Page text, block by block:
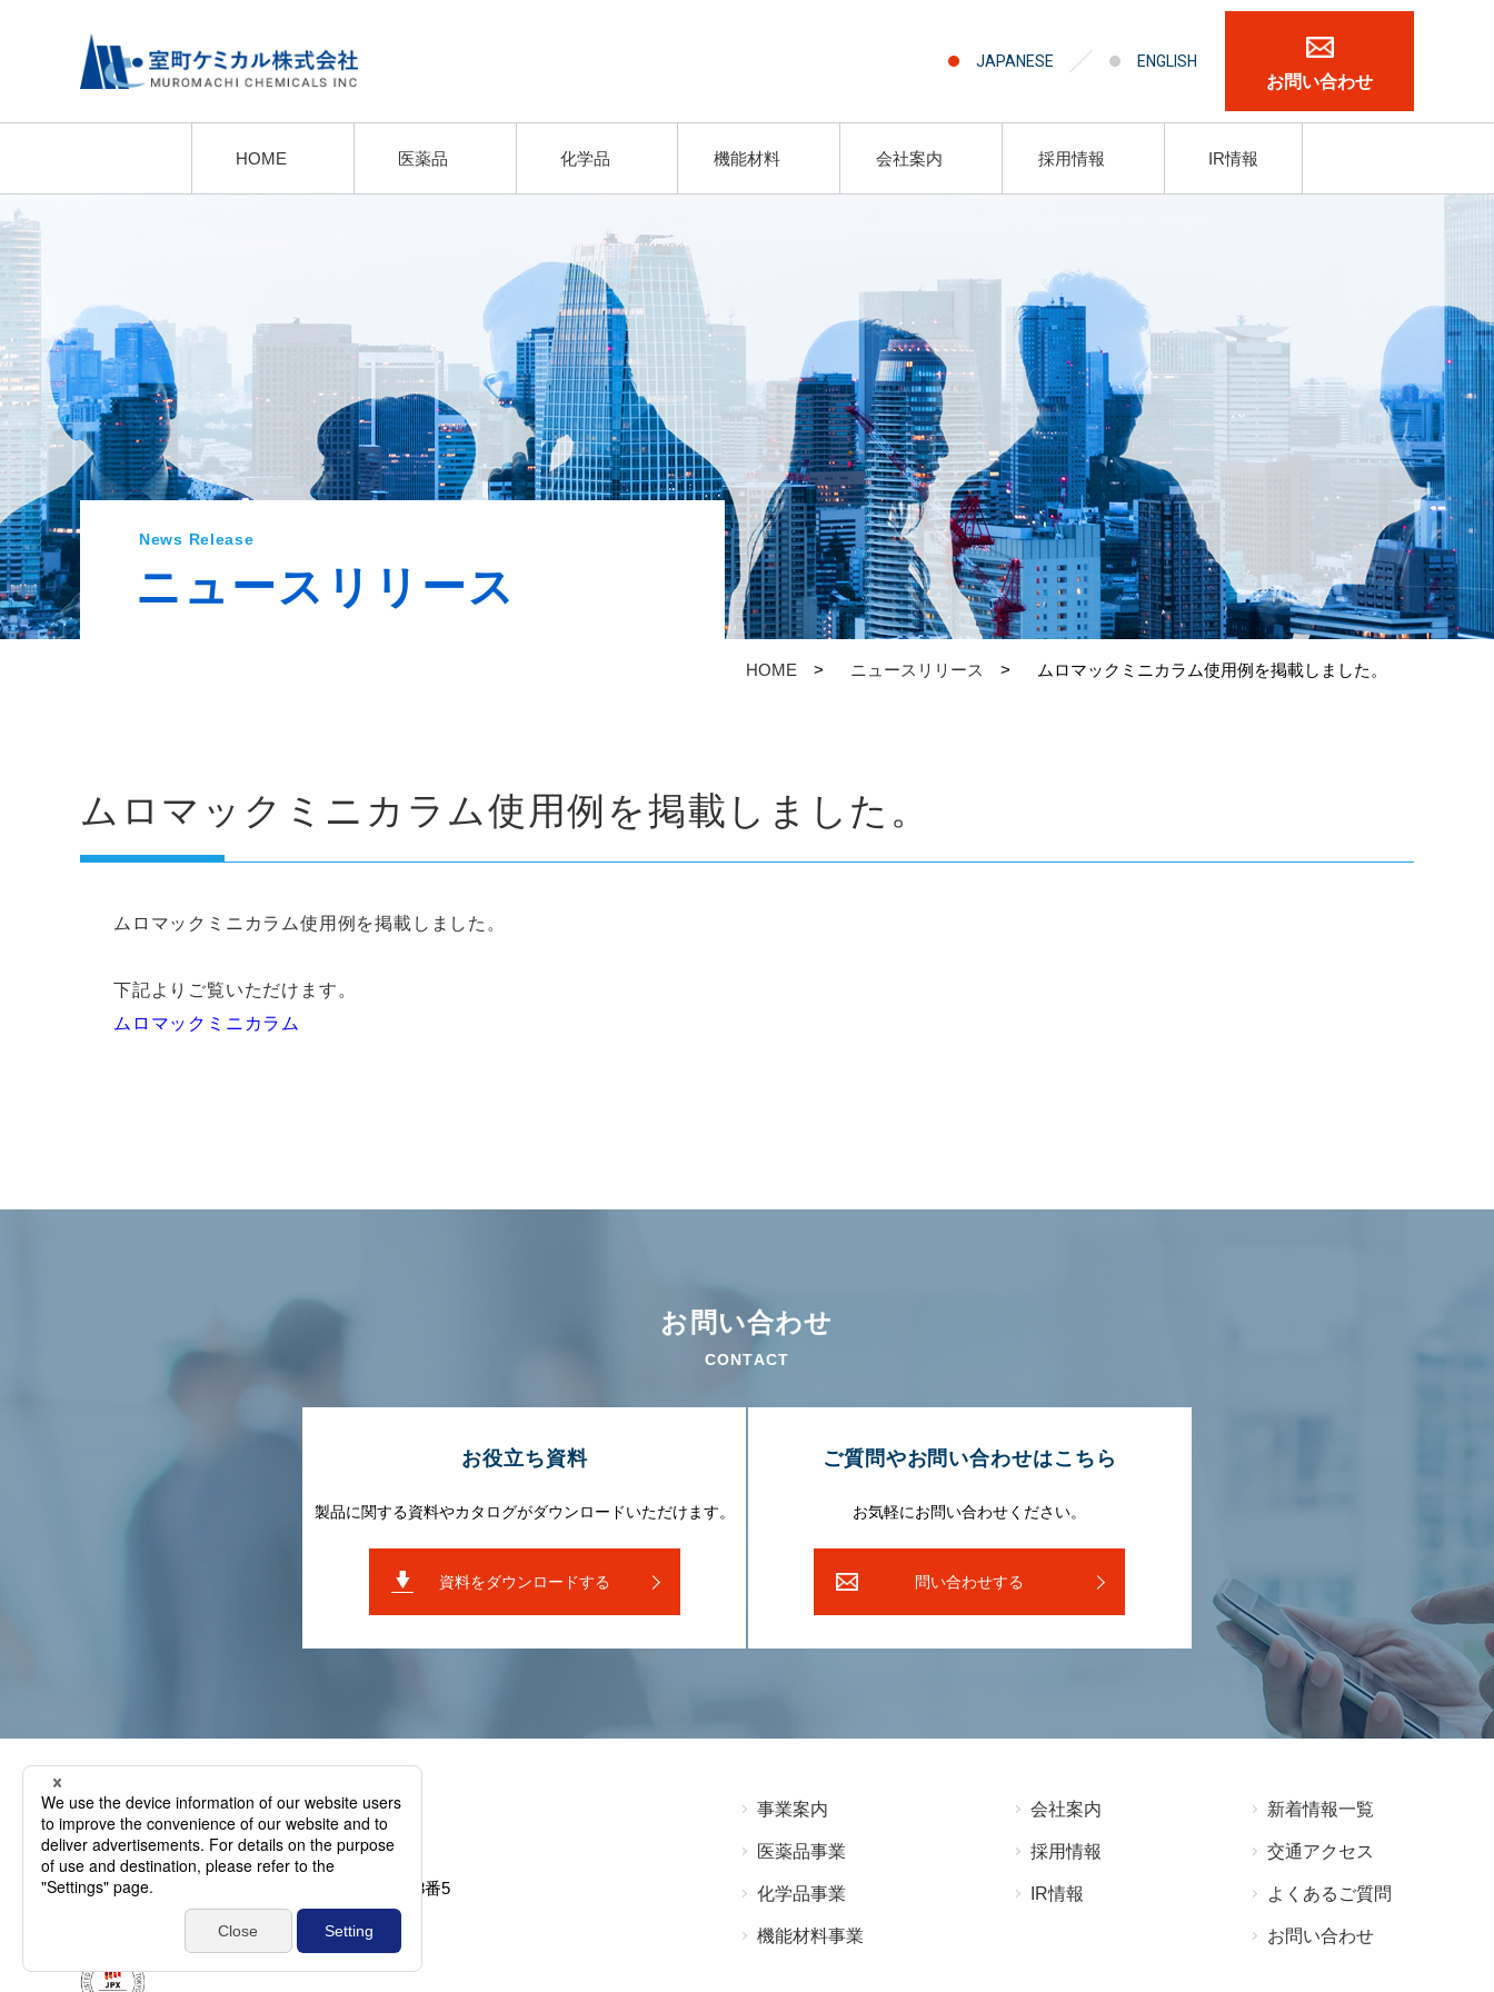
JAPANESE ENGLISH
お問い合わせ
HOME 医薬品 化学品 機能材料 会社案内 採用情報 IR情報
HOME ニュースリリース ムロマックミニカラム使用例を掲載しました。
News Release
ニュースリリース
ムロマックミニカラム使用例を掲載しました。
ムロマックミニカラム使用例を掲載しました。
下記よりご覧いただけます。
ムロマックミニカラム
お問い合わせ
CONTACT
お役⽴ち資料
製品に関する資料やカタログがダウンロードいただけます。
資料をダウンロードする
ご質問やお問い合わせはこちら
お気軽にお問い合わせください。
問い合わせする
〒836-0895 福岡県⼤牟⽥市新勝⽴町1丁⽬38番5
0944-41-2131 ／ FAX. 0944-41-2133
事業案内
医薬品事業
化学品事業
機能材料事業
会社案内
採⽤情報
IR情報
新着情報⼀覧
交通アクセス
よくあるご質問
お問い合わせ